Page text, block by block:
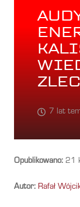
7 lat
Opublikowano: 21
Autor: Rafał